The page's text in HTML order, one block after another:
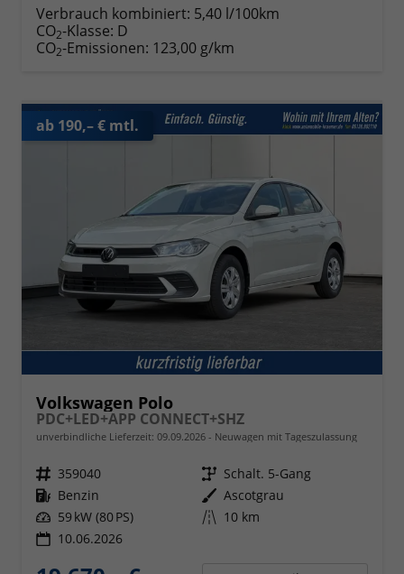
Verbrauch kombiniert: 5,40 l/100km
CO2-Klasse: D
CO2-Emissionen: 123,00 g/km
ab 190,– € mtl.
Volkswagen Polo
PDC+LED+APP CONNECT+SHZ
unverbindliche Lieferzeit: 09.09.2026 Neuwagen mit Tageszulassung
Fahrzeugnr. 359040 Getriebe Schalt. 5-Gang
Kraftstoff Benzin Außenfarbe Ascotgrau
Leistung 59 kW (80 PS) Kilometerstand 10 km
10.06.2026